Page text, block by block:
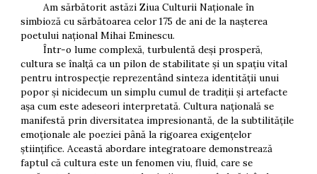
Am sărbătorit astăzi Ziua Culturii Naționale în
simbioză cu sărbătoarea celor 175 de ani de la nașterea
poetului național Mihai Eminescu.
Într-o lume complexă, turbulentă deși prosperă,
cultura se înalță ca un pilon de stabilitate și un spațiu vital
pentru introspecție reprezentând sinteza identității unui
popor și nicidecum un simplu cumul de tradiții și artefacte
așa cum este adeseori interpretată. Cultura națională se
manifestă prin diversitatea impresionantă, de la subtilitățile
emoționale ale poeziei până la rigoarea exigențelor
științifice. Această abordare integratoare demonstrează
faptul că cultura este un fenomen viu, fluid, care se